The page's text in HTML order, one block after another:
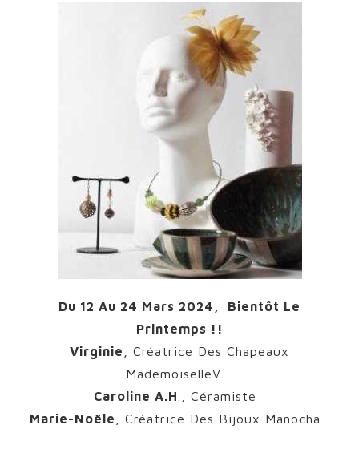
Du 12 Au 24 Mars 2024, Bientôt Le
Printemps !!
Virginie
, Créatrice Des Chapeaux
MademoiselleV.
Caroline A.H ., Céramiste
Marie-Noële , Créatrice Des Bijoux Manocha